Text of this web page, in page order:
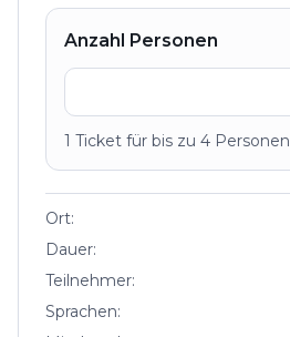
Anzahl Personen
1 Ticket für bis zu 4 Personen
Ort:
Dauer:
Teilnehmer:
Sprachen: